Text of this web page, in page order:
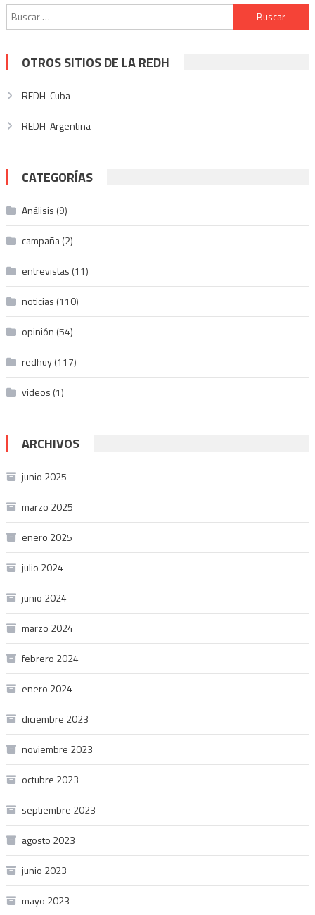
Buscar:
OTROS SITIOS DE LA REDH
REDH-Cuba
REDH-Argentina
CATEGORÍAS
Análisis (9)
campaña(2)
entrevistas (11)
noticias (110)
opinión (54)
redhuy(117)
videos (1)
ARCHIVOS
junio 2025
marzo 2025
enero 2025
julio 2024
junio 2024
marzo 2024
febrero 2024
enero 2024
diciembre 2023
noviembre 2023
octubre 2023
septiembre 2023
agosto 2023
junio 2023
mayo 2023